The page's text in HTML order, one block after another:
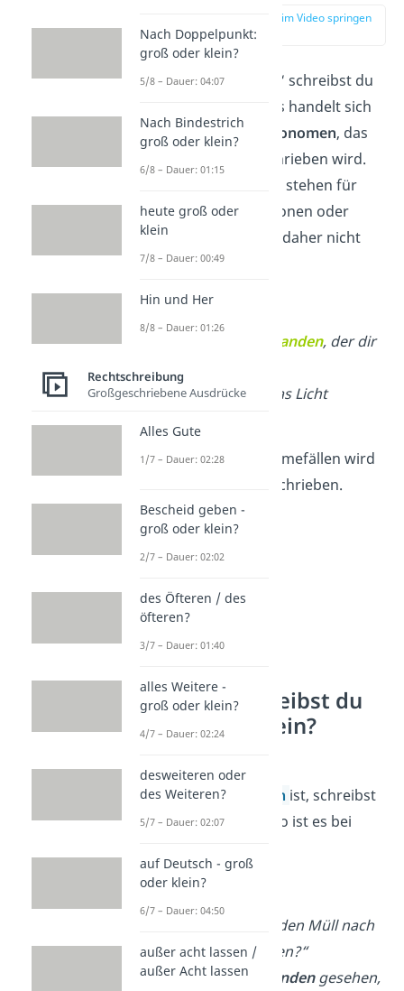
zur Stelle im Video springen
(00:11)
Das Wort „
“ schreibst du
fast immer klein. Es handelt sich
um einIndefinitpronomen, das
generell kleingeschrieben wird.
Indefinitpronomen stehen für
unbestimmte Personen oder
Dinge und werden daher nicht
großgeschrieben.
✓jemand
jemanden, der dir
„Hatjemand
das Licht
Wichtig:In Ausnahmefällen wird
“ großgeschrieben.
Warum schreibst du
„jemand“ klein?
Weil „jemand“ ein
Indefinitpronomen ist, schreibst
du es klein. Denn so ist es bei
Beispiele:
den Müll nach
draußen bringen?“
„Ich habejemandengesehen,
Nach Doppelpunkt:
groß oder klein?
5/8 – Dauer: 04:07
Nach Bindestrich
groß oder klein?
6/8 – Dauer: 01:15
heute groß oder
klein
7/8 – Dauer: 00:49
Hin und Her
8/8 – Dauer: 01:26
Rechtschreibung
Großgeschriebene Ausdrücke
Alles Gute
1/7 – Dauer: 02:28
Bescheid geben -
groß oder klein?
2/7 – Dauer: 02:02
des Öfteren / des
öfteren?
3/7 – Dauer: 01:40
alles Weitere -
groß oder klein?
4/7 – Dauer: 02:24
desweiteren oder
des Weiteren?
5/7 – Dauer: 02:07
auf Deutsch - groß
oder klein?
6/7 – Dauer: 04:50
außer acht lassen /
außer Acht lassen